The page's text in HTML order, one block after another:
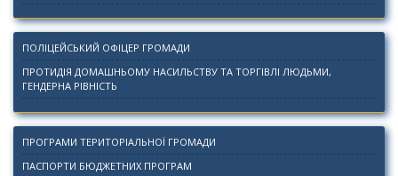
ПОЛІЦЕЙСЬКИЙ ОФІЦЕР ГРОМАДИ
ПРОТИДІЯ ДОМАШНЬОМУ НАСИЛЬСТВУ ТА ТОРГІВЛІ ЛЮДЬМИ,
ГЕНДЕРНА РІВНІСТЬ
ПРОГРАМИ ТЕРИТОРІАЛЬНОЇ ГРОМАДИ
ПАСПОРТИ БЮДЖЕТНИХ ПРОГРАМ